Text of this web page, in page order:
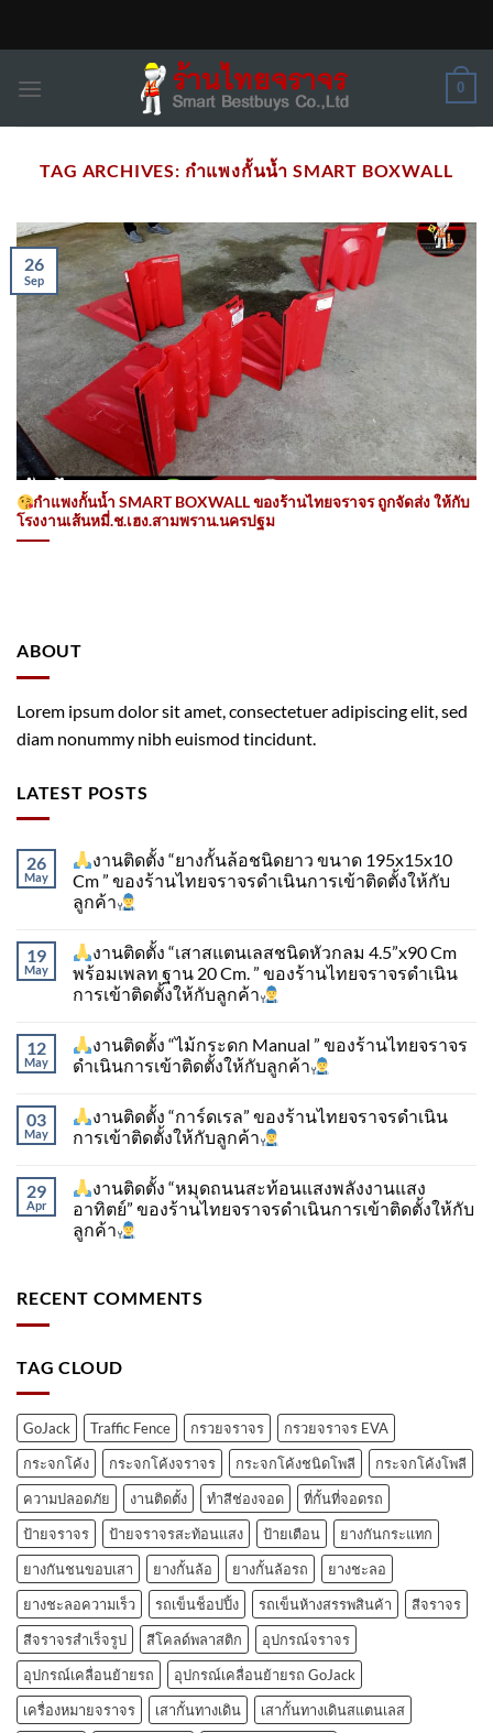
0
TAG ARCHIVES: กำแพงกั้นน้ำ SMART BOXWALL
กำแพงกั้นน้ำ SMART BOXWALL ของร้านไทยจราจร ถูกจัดส่ง​ ให้กับ
โรงงานเส้นหมี่.ช.เฮง.สามพราน.นครปฐม
26
Sep
ABOUT
Lorem ipsum dolor sit amet, consectetuer adipiscing elit, sed
diam nonummy nibh euismod tincidunt.
LATEST POSTS
26
May
งานติดตั้ง “ยางกั้นล้อชนิดยาว ขนาด 195x15x10
Cm ” ของร้านไทยจราจรดำเนินการเข้าติดตั้ง​ให้กับ
ลูกค้า
19
May
งานติดตั้ง “เสาสแตนเลสชนิดหัวกลม 4.5”x90 Cm
พร้อมเพลท ฐาน 20 Cm. ” ของร้านไทยจราจรดำเนิน
การเข้าติดตั้ง​ให้กับลูกค้า
12
May
งานติดตั้ง “ไม้กระดก Manual ” ของร้านไทยจราจร
ดำเนินการเข้าติดตั้ง​ให้กับลูกค้า
03
May
งานติดตั้ง “การ์ดเรล” ของร้านไทยจราจรดำเนิน
การเข้าติดตั้ง​ให้กับลูกค้า
29
Apr
งานติดตั้ง “หมุดถนนสะท้อนแสงพลังงานแสง
อาทิตย์” ของร้านไทยจราจรดำเนินการเข้าติดตั้ง​ให้กับ
ลูกค้า
RECENT COMMENTS
TAG CLOUD
GoJack Traffic Fence กรวยจราจร
กรวยจราจร EVA
กระจกโค้ง
กระจกโค้งจราจร กระจกโค้งชนิดโพลี
กระจกโค้งโพลี
ความปลอดภัย
งานติดตั้ง ทำสีช่องจอด
ที่กั้นที่จอดรถ
ป้ายจราจร
ป้ายจราจรสะท้อนแสง ป้ายเตือน
ยางกันกระแทก
ยางกันชนขอบเสา
ยางกั้นล้อ ยางกั้นล้อรถ
ยางชะลอ
ยางชะลอความเร็ว
รถเข็นช็อปปิ้ง รถเข็นห้างสรรพสินค้า
สีจราจร
สีจราจรสำเร็จรูป
สีโคลด์พลาสติก
อุปกรณ์จราจร
อุปกรณ์เคลื่อนย้ายรถ
อุปกรณ์เคลื่อนย้ายรถ GoJack
เครื่องหมายจราจร
เสากั้นทางเดิน
เสากั้นทางเดินสแตนเลส